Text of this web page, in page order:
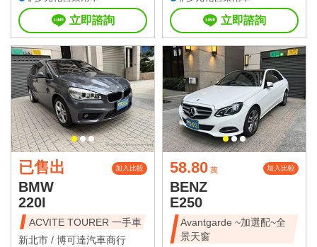
立即諮詢 立即諮詢
已售出 加入比較
BMW
220I
ACVITE TOURER 一手車
新北市 / 博可達汽車商行
58.80 萬 加入比較
BENZ
E250
Avantgarde ~加選配~全
景天窗